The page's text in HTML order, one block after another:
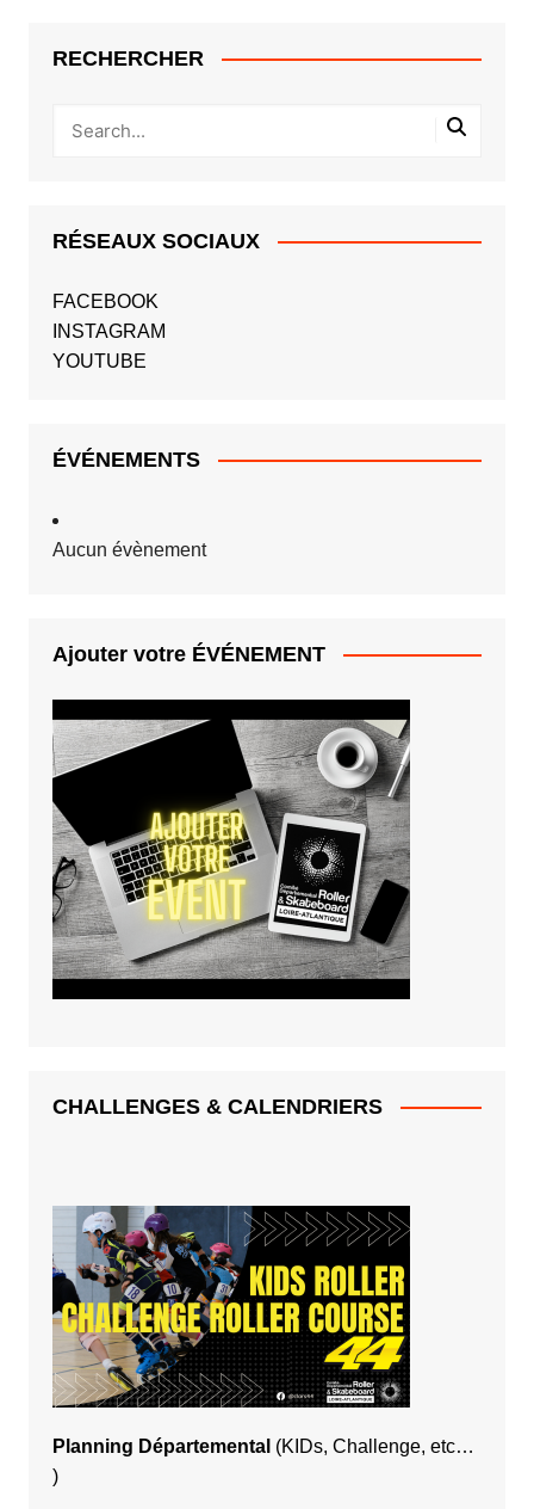
RECHERCHER
RÉSEAUX SOCIAUX
FACEBOOK
INSTAGRAM
YOUTUBE
ÉVÉNEMENTS
Aucun évènement
Ajouter votre ÉVÉNEMENT
CHALLENGES & CALENDRIERS
Planning Départemental (KIDs, Challenge, etc…
)